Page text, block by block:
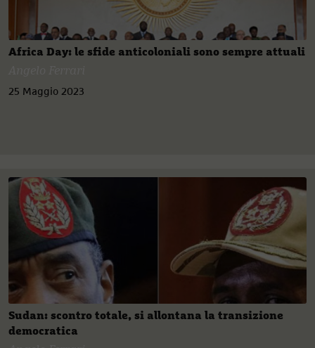
Africa Day: le sfide anticoloniali sono sempre attuali
25 Maggio 2023
Sudan: scontro totale, si allontana la transizione
democratica